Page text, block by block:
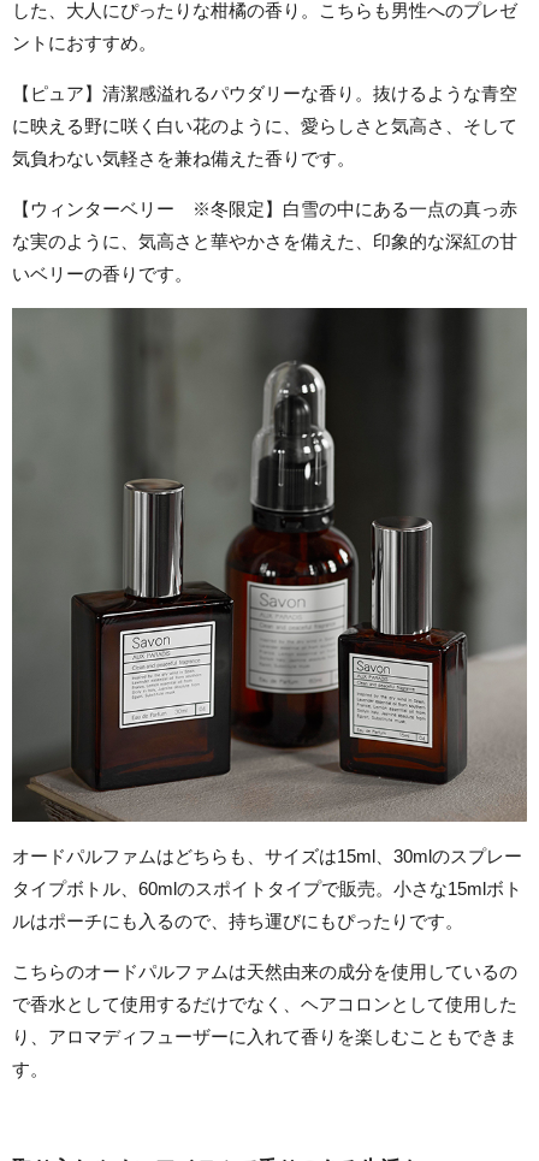
した、大人にぴったりな柑橘の香り。こちらも男性へのプレゼ
ントにおすすめ。
【ピュア】清潔感溢れるパウダリーな香り。抜けるような青空
に映える野に咲く白い花のように、愛らしさと気高さ、そして
気負わない気軽さを兼ね備えた香りです。
【ウィンターベリー ※冬限定】白雪の中にある一点の真っ赤
な実のように、気高さと華やかさを備えた、印象的な深紅の甘
いベリーの香りです。
オードパルファムはどちらも、サイズは15ml、30mlのスプレー
タイプボトル、60mlのスポイトタイプで販売。小さな15mlボト
ルはポーチにも入るので、持ち運びにもぴったりです。
こちらのオードパルファムは天然由来の成分を使用しているの
で香水として使用するだけでなく、ヘアコロンとして使用した
り、アロマディフューザーに入れて香りを楽しむこともできま
す。